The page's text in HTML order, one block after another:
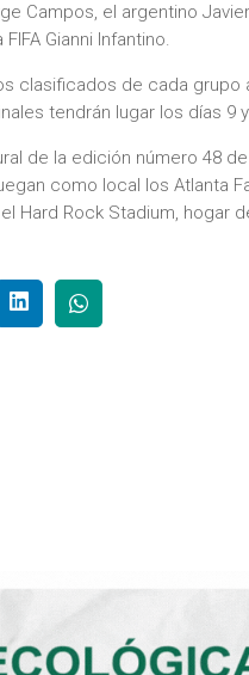
Campos, el argentino
Gianni Infantino.
clasificados de cada grupo
tendrán lugar los días 9
de la edición número 48
como local los Atlanta
Hard Rock Stadium, hogar